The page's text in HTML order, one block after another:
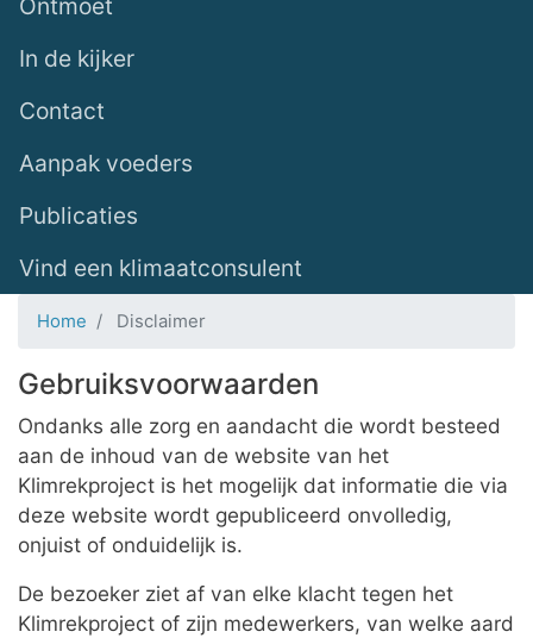
In de kijker
Contact
Aanpak voeders
Publicaties
Vind een klimaatconsulent
Home Disclaimer
Gebruiksvoorwaarden
Ondanks alle zorg en aandacht die wordt besteed
aan de inhoud van de website van het
Klimrekproject is het mogelijk dat informatie die via
deze website wordt gepubliceerd onvolledig,
onjuist of onduidelijk is.
De bezoeker ziet af van elke klacht tegen het
Klimrekproject of zijn medewerkers, van welke aard